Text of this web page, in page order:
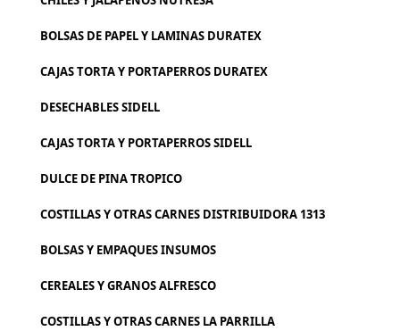
BOLSAS DE PAPEL Y LAMINAS DURATEX
CAJAS TORTA Y PORTAPERROS DURATEX
DESECHABLES SIDELL
CAJAS TORTA Y PORTAPERROS SIDELL
DULCE DE PINA TROPICO
COSTILLAS Y OTRAS CARNES DISTRIBUIDORA 1313
BOLSAS Y EMPAQUES INSUMOS
CEREALES Y GRANOS ALFRESCO
COSTILLAS Y OTRAS CARNES LA PARRILLA